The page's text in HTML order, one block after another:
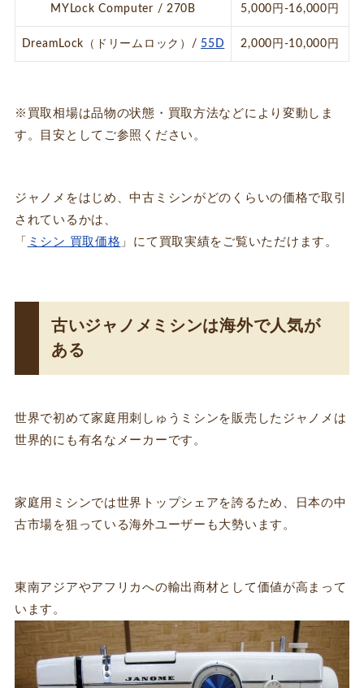
MYLock Computer / 270B 5,000円-16,000円
DreamLock（ドリームロック）/ 55D 2,000円-10,000円
※買取相場は品物の状態・買取方法などにより変動しま
す。目安としてご参照ください。
ジャノメをはじめ、中古ミシンがどのくらいの価格で取引
されているかは、
「 ミシン 買取価格 」にて買取実績をご覧いただけます。
古いジャノメミシンは海外で人気が
ある
世界で初めて家庭用刺しゅうミシンを販売したジャノメは
世界的にも有名なメーカーです。
家庭用ミシンでは世界トップシェアを誇るため、日本の中
古市場を狙っている海外ユーザーも大勢います。
東南アジアやアフリカへの輸出商材として価値が高まって
います。